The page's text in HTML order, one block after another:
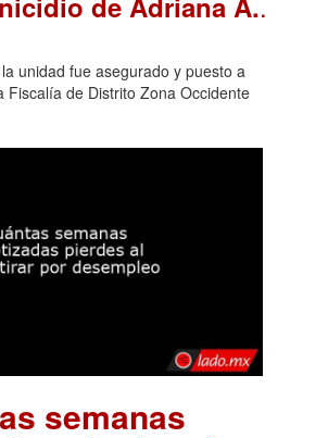
unidad fue asegurado y puesto a
Fiscalía de Distrito Zona Occidente
semanas